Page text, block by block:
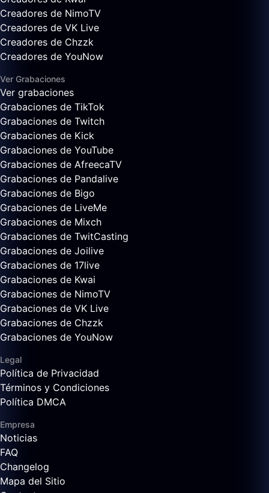
Creadores de NimoTV
Creadores de VK Live
Creadores de Chzzk
Creadores de YouNow
Ver Grabaciones
Ver grabaciones
Grabaciones de TikTok
Grabaciones de Twitch
Grabaciones de Kick
Grabaciones de YouTube
Grabaciones de AfreecaTV
Grabaciones de Pandalive
Grabaciones de Bigo
Grabaciones de LiveMe
Grabaciones de Mixch
Grabaciones de TwitCasting
Grabaciones de Joilive
Grabaciones de 17live
Grabaciones de Kwai
Grabaciones de NimoTV
Grabaciones de VK Live
Grabaciones de Chzzk
Grabaciones de YouNow
Legal
Política de Privacidad
Términos y Condiciones
Política DMCA
Empresa
Noticias
FAQ
Changelog
Mapa del Sitio